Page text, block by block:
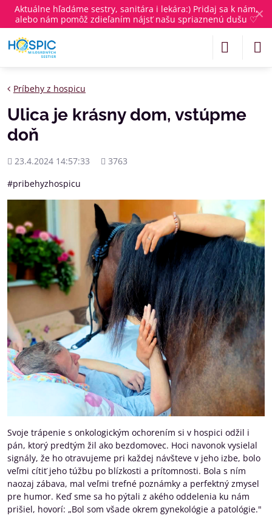
✕
Aktuálne hľadáme sestry, sanitára i lekára:) Pridaj sa k nám,
alebo nám pomôž zdieľaním nájsť našu spriaznenú dušu ♡
Príbehy z hospicu
Ulica je krásny dom, vstúpme
doň
Pridané
23.4.2024 14:57:33
Počet
3763
#pribehyzhospicu
Svoje trápenie s onkologickým ochorením si v hospici odžil i
pán, ktorý predtým žil ako bezdomovec. Hoci navonok vysielal
signály, že ho otravujeme pri každej návšteve v jeho izbe, bolo
veľmi cítiť jeho túžbu po blízkosti a prítomnosti. Bola s ním
naozaj zábava, mal veľmi trefné poznámky a perfektný zmysel
pre humor. Keď sme sa ho pýtali z akého oddelenia ku nám
prišiel, hovorí: „Bol som všade okrem gynekológie a patológie."